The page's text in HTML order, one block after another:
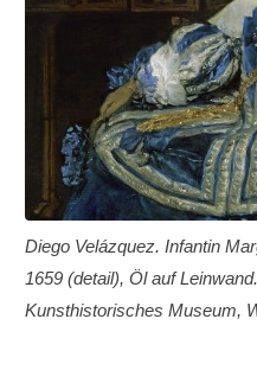
Diego Velázquez. Infantin
1659 (detail), Öl auf
Kunsthistorisches Museum,